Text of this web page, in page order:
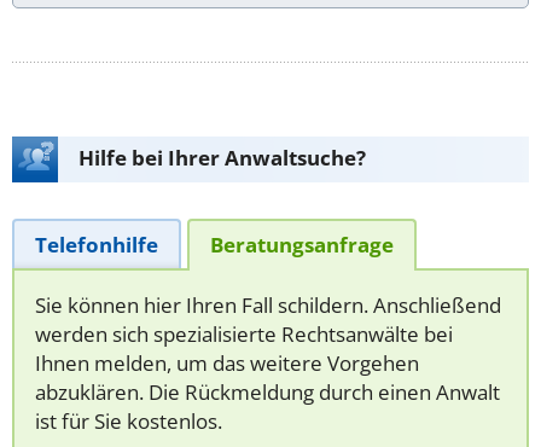
Hilfe bei Ihrer Anwaltsuche?
Telefonhilfe Beratungsanfrage
Sie können hier Ihren Fall schildern. Anschließend
werden sich spezialisierte Rechtsanwälte bei
Ihnen melden, um das weitere Vorgehen
abzuklären. Die Rückmeldung durch einen Anwalt
ist für Sie kostenlos.